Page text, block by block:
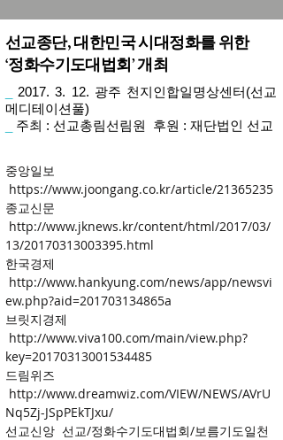
선교종단, 대한민국 시대정화를 위한
‘정화수기도대법회’ 개최
2017. 3. 12. 광주 천지인합일명상센터(선교
메디테이션풀)
주최 : 선교총림선림원 후원 : 재단법인 선교
중앙일보
https://www.joongang.co.kr/article/21365235
종교신문
http://www.jknews.kr/content/html/2017/03/
13/20170313003395.html
한국경제
http://www.hankyung.com/news/app/newsvi
ew.php?aid=201703134865a
브릿지경제
http://www.viva100.com/main/view.php?
key=20170313001534485
​드림위즈
http://www.dreamwiz.com/VIEW/NEWS/AVrU
Nq5Zj-JSpPEkTJxu/
​선교신앙 선교/정화수기도대법회/보름기도일천